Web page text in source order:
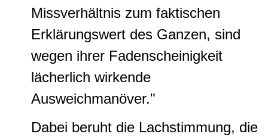
Missverhältnis zum faktischen
Erklärungswert des Ganzen, sind
wegen ihrer Fadenscheinigkeit
lächerlich wirkende
Ausweichmanöver."
Dabei beruht die Lachstimmung, die